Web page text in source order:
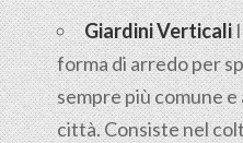
Giardini Verticali
forma di arredo per
sempre più comune
città. Consiste nel